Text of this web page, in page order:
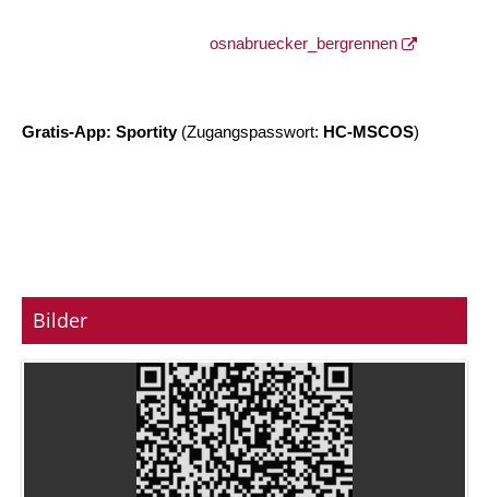
osnabruecker_bergrennen
Gratis-App: Sportity (Zugangspasswort: HC-MSCOS)
Bilder